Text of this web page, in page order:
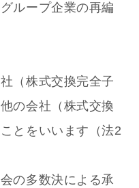
ループ企業の再編
（株式交換完全子
の会社（株式交換
とをいいます（法2
の多数決による承